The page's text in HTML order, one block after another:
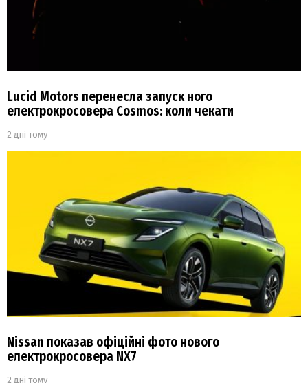
Lucid Motors перенесла запуск ного
електрокросовера Cosmos: коли чекати
2 дні тому
Nissan показав офіційні фото нового
електрокросовера NX7
2 дні тому